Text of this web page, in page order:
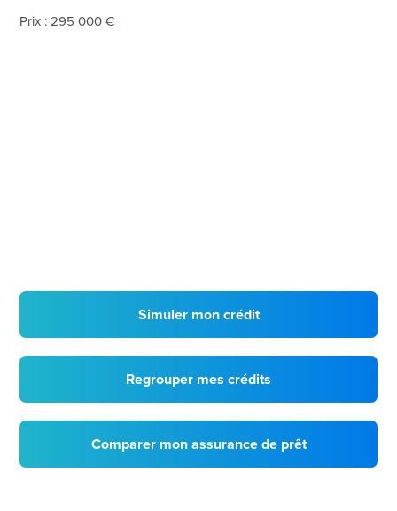
Prix : 295 000 €
Simuler mon crédit
Regrouper mes crédits
Comparer mon assurance de prêt